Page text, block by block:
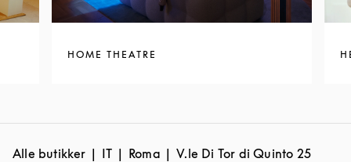
HOME THEATRE
Alle butikker IT Roma V.le Di Tor di Quinto 25